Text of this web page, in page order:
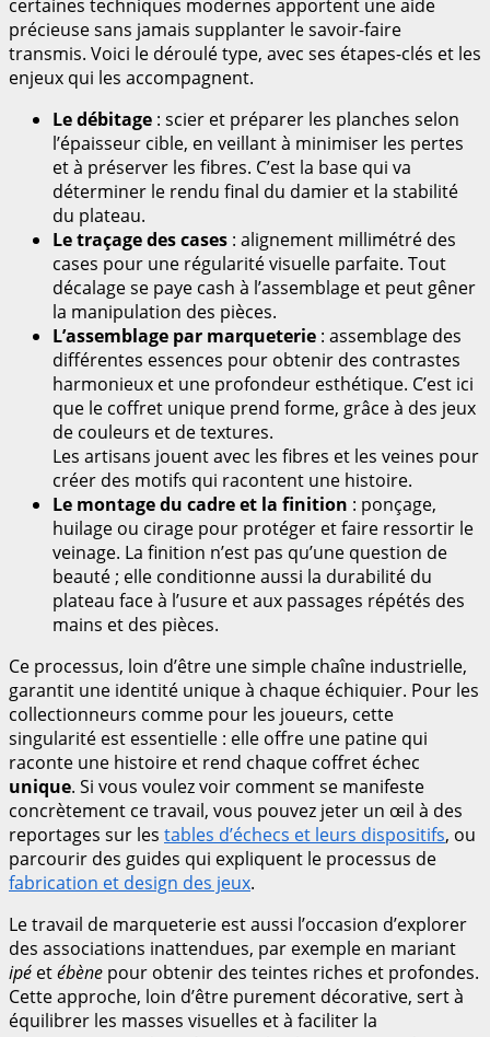
certaines techniques modernes apportent une aide
précieuse sans jamais supplanter le savoir-faire
transmis. Voici le déroulé type, avec ses étapes-clés et les
enjeux qui les accompagnent.
Le débitage : scier et préparer les planches selon
l’épaisseur cible, en veillant à minimiser les pertes
et à préserver les fibres. C’est la base qui va
déterminer le rendu final du damier et la stabilité
du plateau.
Le traçage des cases : alignement millimétré des
cases pour une régularité visuelle parfaite. Tout
décalage se paye cash à l’assemblage et peut gêner
la manipulation des pièces.
L’assemblage par marqueterie : assemblage des
différentes essences pour obtenir des contrastes
harmonieux et une profondeur esthétique. C’est ici
que le coffret unique prend forme, grâce à des jeux
de couleurs et de textures.
Les artisans jouent avec les fibres et les veines pour
créer des motifs qui racontent une histoire.
Le montage du cadre et la finition : ponçage,
huilage ou cirage pour protéger et faire ressortir le
veinage. La finition n’est pas qu’une question de
beauté ; elle conditionne aussi la durabilité du
plateau face à l’usure et aux passages répétés des
mains et des pièces.
Ce processus, loin d’être une simple chaîne industrielle,
garantit une identité unique à chaque échiquier. Pour les
collectionneurs comme pour les joueurs, cette
singularité est essentielle : elle offre une patine qui
raconte une histoire et rend chaque coffret échec
unique. Si vous voulez voir comment se manifeste
concrètement ce travail, vous pouvez jeter un œil à des
reportages sur les tables d’échecs et leurs dispositifs, ou
parcourir des guides qui expliquent le processus de
fabrication et design des jeux.
Le travail de marqueterie est aussi l’occasion d’explorer
des associations inattendues, par exemple en mariant
ipé etébène pour obtenir des teintes riches et profondes.
Cette approche, loin d’être purement décorative, sert à
équilibrer les masses visuelles et à faciliter la